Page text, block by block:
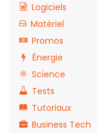
Logiciels
Matériel
Promos
Énergie
Science
Tests
Tutoriaux
Business Tech